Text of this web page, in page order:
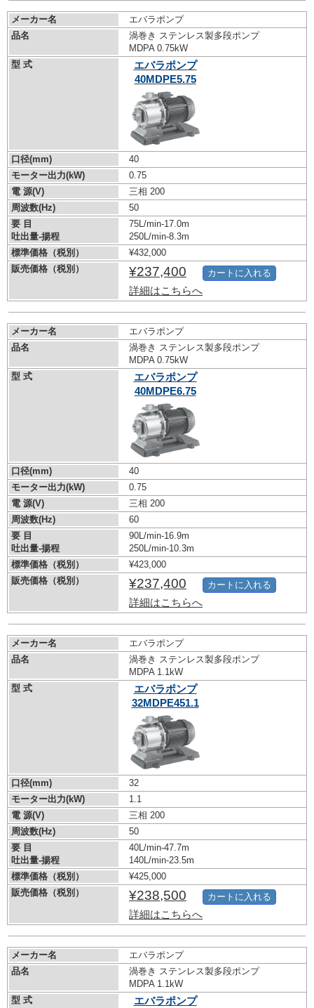
メーカー名
エバラポンプ
品名
渦巻き ステンレス製多段ポンプ
MDPA 0.75kW
型 式
エバラポンプ
40MDPE5.75
口径(mm)
40
モーター出力(kW)
0.75
電 源(V)
三相 200
周波数(Hz)
50
要 目
吐出量-揚程
75L/min-17.0m
250L/min-8.3m
標準価格（税別）
¥432,000
販売価格（税別）
¥237,400
詳細はこちらへ
カートに入れる
メーカー名
エバラポンプ
品名
渦巻き ステンレス製多段ポンプ
MDPA 0.75kW
型 式
エバラポンプ
40MDPE6.75
口径(mm)
40
モーター出力(kW)
0.75
電 源(V)
三相 200
周波数(Hz)
60
要 目
吐出量-揚程
90L/min-16.9m
250L/min-10.3m
標準価格（税別）
¥423,000
販売価格（税別）
¥237,400
詳細はこちらへ
カートに入れる
メーカー名
エバラポンプ
品名
渦巻き ステンレス製多段ポンプ
MDPA 1.1kW
型 式
エバラポンプ
32MDPE451.1
口径(mm)
32
モーター出力(kW)
1.1
電 源(V)
三相 200
周波数(Hz)
50
要 目
吐出量-揚程
40L/min-47.7m
140L/min-23.5m
標準価格（税別）
¥425,000
販売価格（税別）
¥238,500
詳細はこちらへ
カートに入れる
メーカー名
エバラポンプ
品名
渦巻き ステンレス製多段ポンプ
MDPA 1.1kW
型 式
エバラポンプ